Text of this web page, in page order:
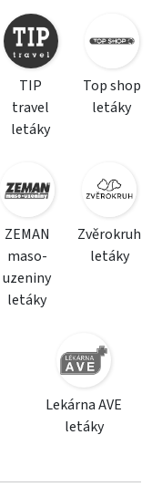
TIP
travel
letáky
Top shop
letáky
ZEMAN
maso-
uzeniny
letáky
Zvěrokruh
letáky
Lekárna AVE
letáky